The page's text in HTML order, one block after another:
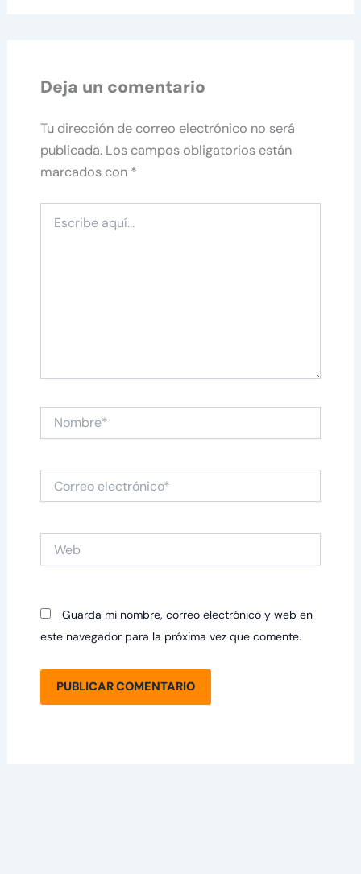
Deja un comentario
Tu dirección de correo electrónico no será
publicada. Los campos obligatorios están
marcados con *
aquí...
electrónico*
Guarda mi nombre, correo electrónico y web en
este navegador para la próxima vez que comente.